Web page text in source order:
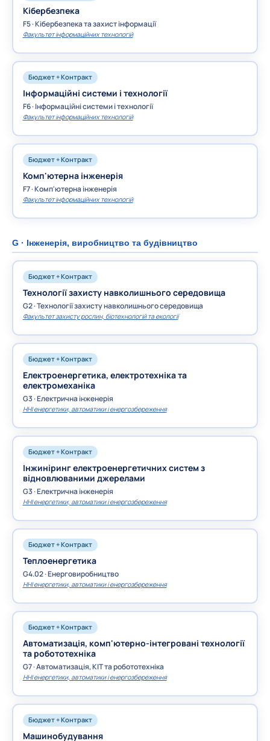
Кібербезпека
F5 · Кібербезпека та захист інформації
Факультет інформаційних технологій
Бюджет + Контракт
Інформаційні системи і технології
F6 · Інформаційні системи і технології
Факультет інформаційних технологій
Бюджет + Контракт
Комп'ютерна інженерія
F7 · Комп'ютерна інженерія
Факультет інформаційних технологій
G · Інженерія, виробництво та будівництво
Бюджет + Контракт
Технології захисту навколишнього середовища
G2 · Технології захисту навколишнього середовища
Факультет захисту рослин, біотехнологій та екології
Бюджет + Контракт
Електроенергетика, електротехніка та
електромеханіка
G3 · Електрична інженерія
ННІ енергетики, автоматики і енергозбереження
Бюджет + Контракт
Інжиніринг електроенергетичних систем з
відновлюваними джерелами
G3 · Електрична інженерія
ННІ енергетики, автоматики і енергозбереження
Бюджет + Контракт
Теплоенергетика
G4.02 · Енерговиробництво
ННІ енергетики, автоматики і енергозбереження
Бюджет + Контракт
Автоматизація, комп'ютерно-інтегровані технології
та робототехніка
G7 · Автоматизація, КІТ та робототехніка
ННІ енергетики, автоматики і енергозбереження
Бюджет + Контракт
Машинобудування